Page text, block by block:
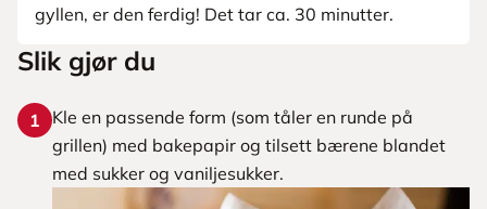
gyllen, er den ferdig! Det tar ca. 30 minutter.
Slik gjør du
1
Kle en passende form (som tåler en runde på
grillen) med bakepapir og tilsett bærene blandet
med sukker og vaniljesukker.